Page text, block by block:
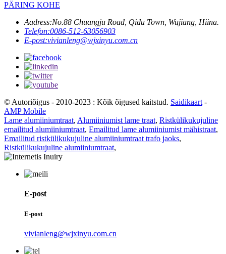
PÄRING KOHE
Aadress:No.88 Chuangju Road, Qidu Town, Wujiang, Hiina.
Telefon:0086-512-63056903
E-post:vivianleng@wjxinyu.com.cn
© Autoriõigus - 2010-2023 : Kõik õigused kaitstud. Saidikaart -
AMP Mobile
Lame alumiiniumtraat, Alumiiniumist lame traat, Ristkülikukujuline
emailitud alumiiniumtraat, Emailitud lame alumiiniumist mähistraat,
Emailitud ristkülikukujuline alumiiniumtraat trafo jaoks,
Ristkülikukujuline alumiiniumtraat,
E-post
E-post
vivianleng@wjxinyu.com.cn